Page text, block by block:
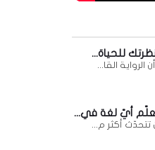
للحياة...
القا...
أكثر م...